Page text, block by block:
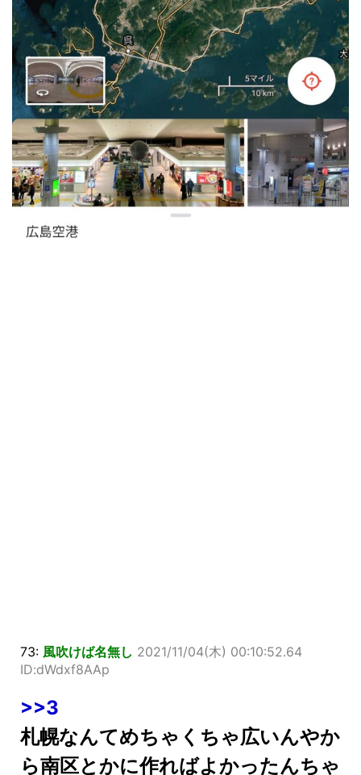
73: 風吹けば名無し 2021/11/04(木) 00:10:52.64
ID:dWdxf8AAp
>>3
札幌なんてめちゃくちゃ広いんやか
ら南区とかに作ればよかったんちゃ